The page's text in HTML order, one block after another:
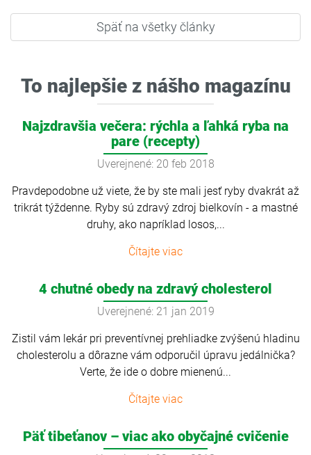
Späť na všetky články
To najlepšie z nášho magazínu
Najzdravšia večera: rýchla a ľahká ryba na
pare (recepty)
Uverejnené: 20 feb 2018
Pravdepodobne už viete, že by ste mali jesť ryby dvakrát až
trikrát týždenne. Ryby sú zdravý zdroj bielkovín - a mastné
druhy, ako napríklad losos,...
Čítajte viac
4 chutné obedy na zdravý cholesterol
Uverejnené: 21 jan 2019
Zistil vám lekár pri preventívnej prehliadke zvýšenú hladinu
cholesterolu a dôrazne vám odporučil úpravu jedálnička?
Verte, že ide o dobre mienenú...
Čítajte viac
Päť tibeťanov – viac ako obyčajné cvičenie